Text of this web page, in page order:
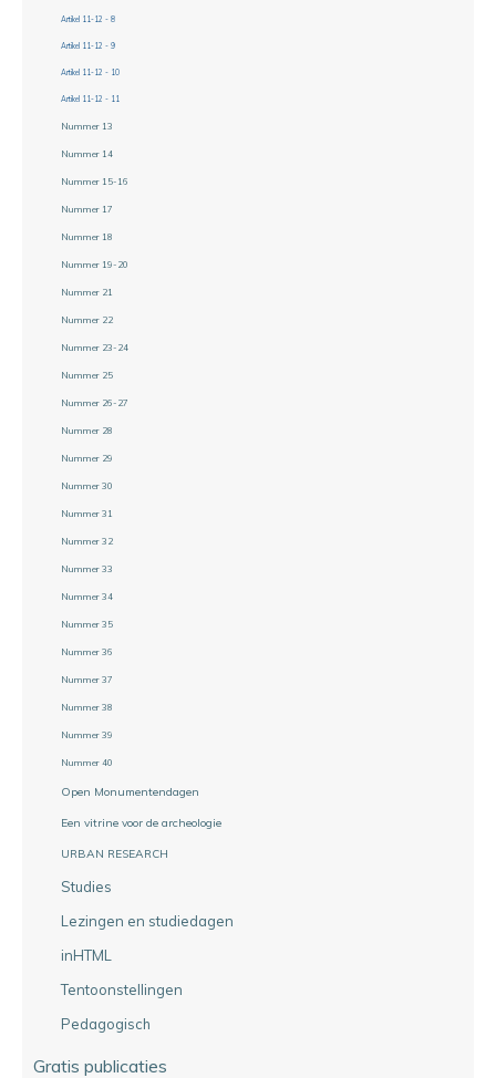
Artikel 11-12 - 8
Artikel 11-12 - 9
Artikel 11-12 - 10
Artikel 11-12 - 11
Nummer 13
Nummer 14
Nummer 15-16
Nummer 17
Nummer 18
Nummer 19-20
Nummer 21
Nummer 22
Nummer 23-24
Nummer 25
Nummer 26-27
Nummer 28
Nummer 29
Nummer 30
Nummer 31
Nummer 32
Nummer 33
Nummer 34
Nummer 35
Nummer 36
Nummer 37
Nummer 38
Nummer 39
Nummer 40
Open Monumentendagen
Een vitrine voor de archeologie
URBAN RESEARCH
Studies
Lezingen en studiedagen
inHTML
Tentoonstellingen
Pedagogisch
Gratis publicaties